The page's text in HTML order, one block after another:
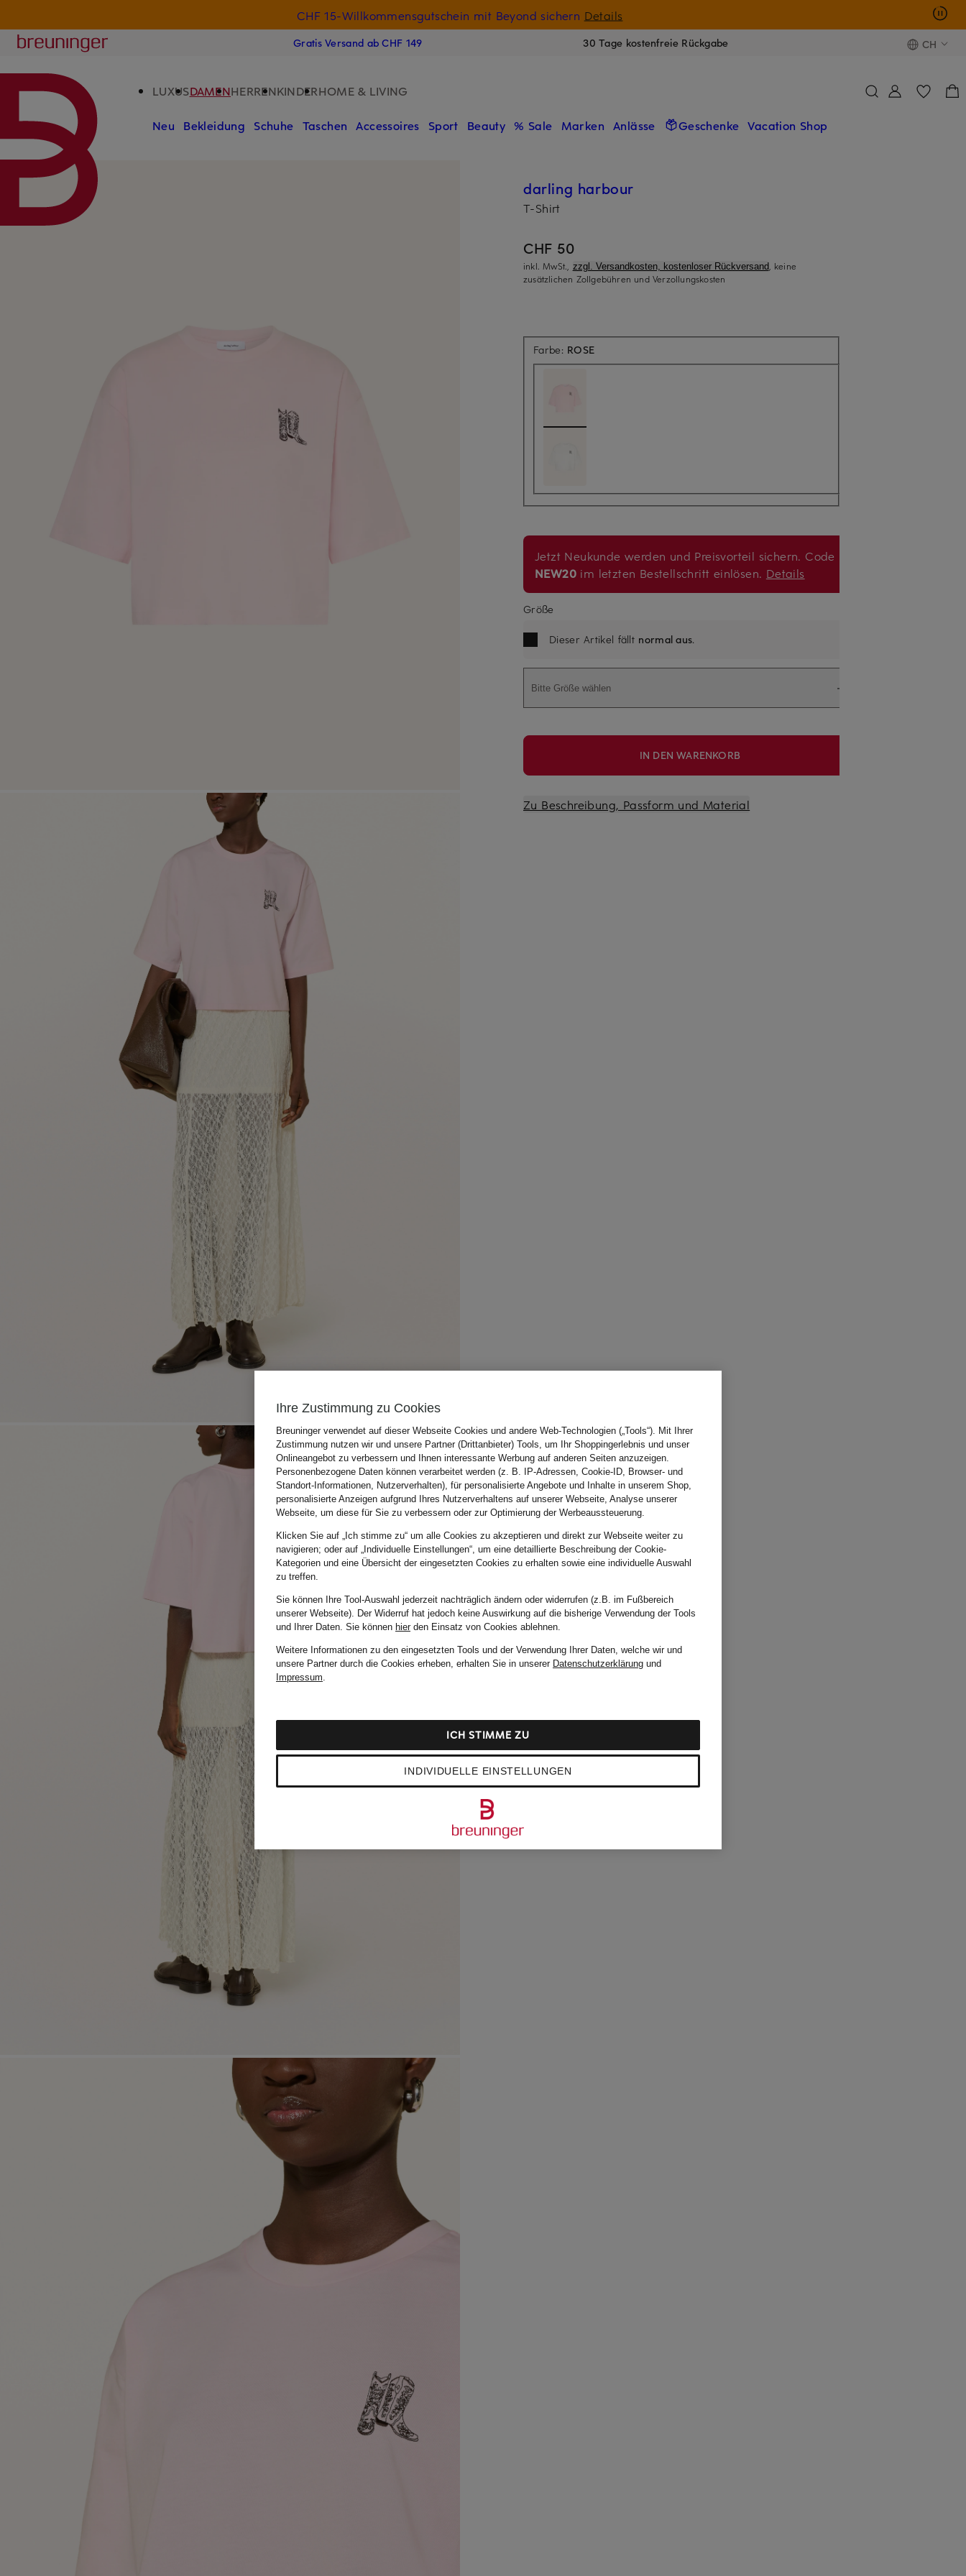
CHF 15-Willkommensgutschein mit Beyond sichern Details
Breuninger
Gratis Versand ab CHF 149 30 Tage kostenfreie Rückgabe CH
LUXUSDAMENHERRENKINDERHOME & LIVING
Neu Bekleidung Schuhe Taschen Accessoires Sport Beauty % Sale Marken Anlässe Geschenke Vacation Shop
darling harbour
T-Shirt
CHF 50
inkl. MwSt., zzgl. Versandkosten, kostenloser Rückversand, keine
zusätzlichen Zollgebühren und Verzollungskosten
Farbe: ROSE
Jetzt Neukunde werden und Preisvorteil sichern. Code
NEW20 im letzten Bestellschritt einlösen. Details
Größe
Dieser Artikel fällt normal aus.
Bitte Größe wählen
IN DEN WARENKORB
Zu Beschreibung, Passform und Material
Ihre Zustimmung zu Cookies
Breuninger verwendet auf dieser Webseite Cookies und andere Web-Technologien („Tools“). Mit Ihrer
Zustimmung nutzen wir und unsere Partner (Drittanbieter) Tools, um Ihr Shoppingerlebnis und unser
Onlineangebot zu verbessern und Ihnen interessante Werbung auf anderen Seiten anzuzeigen.
Personenbezogene Daten können verarbeitet werden (z. B. IP-Adressen, Cookie-ID, Browser- und
Standort-Informationen, Nutzerverhalten), für personalisierte Angebote und Inhalte in unserem Shop,
personalisierte Anzeigen aufgrund Ihres Nutzerverhaltens auf unserer Webseite, Analyse unserer
Webseite, um diese für Sie zu verbessern oder zur Optimierung der Werbeaussteuerung.
Klicken Sie auf „Ich stimme zu“ um alle Cookies zu akzeptieren und direkt zur Webseite weiter zu
navigieren; oder auf „Individuelle Einstellungen“, um eine detaillierte Beschreibung der Cookie-
Kategorien und eine Übersicht der eingesetzten Cookies zu erhalten sowie eine individuelle Auswahl
zu treffen.
Sie können Ihre Tool-Auswahl jederzeit nachträglich ändern oder widerrufen (z.B. im Fußbereich
unserer Webseite). Der Widerruf hat jedoch keine Auswirkung auf die bisherige Verwendung der Tools
und Ihrer Daten. Sie können hierden Einsatz von Cookies ablehnen.
Weitere Informationen zu den eingesetzten Tools und der Verwendung Ihrer Daten, welche wir und
unsere Partner durch die Cookies erheben, erhalten Sie in unserer Datenschutzerklärung und
Impressum.
INDIVIDUELLE EINSTELLUNGEN
ICH STIMME ZU